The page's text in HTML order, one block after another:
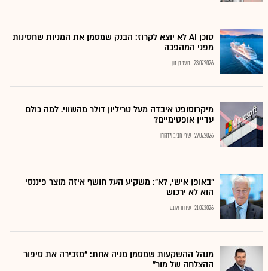
סוכן AI לא יוצא לקרוז: הבנק שמסמן את המניות שחסינות
מפני המהפכה
23.07.2026 בועז בן נון
מיקרוסופט איבדה מעל טריליון דולר מהשווי. למה כולם
עדיין אופטימיים?
27.07.2026 שירי חביב ולדהורן
"באופן אישי, לא": משקיע העל חושף איזה מוצר פיננסי
הוא לא ירכוש
21.07.2026 שירות גלובס
מנהל ההשקעות שמסמן מניה אחת: "מזכירה את סיפור
ההצלחה של מור"